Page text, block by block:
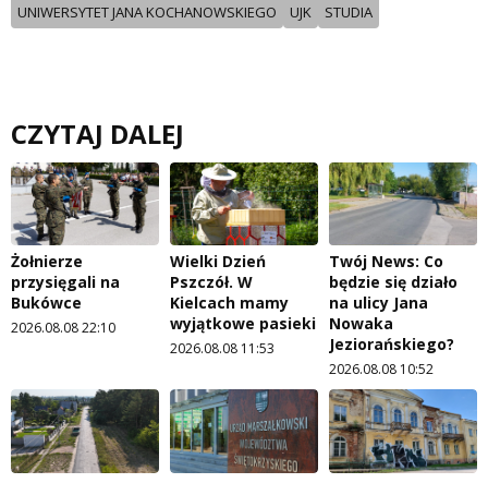
UNIWERSYTET JANA KOCHANOWSKIEGO
UJK STUDIA
CZYTAJ DALEJ
Żołnierze
przysięgali na
Bukówce
2026.08.08 22:10
Wielki Dzień
Pszczół. W
Kielcach mamy
wyjątkowe pasieki
2026.08.08 11:53
Twój News: Co
będzie się działo
na ulicy Jana
Nowaka
Jeziorańskiego?
2026.08.08 10:52